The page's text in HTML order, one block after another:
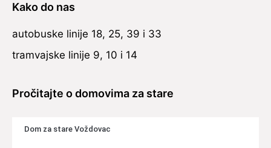
Kako do nas
autobuske linije 18, 25, 39 i 33
tramvajske linije 9, 10 i 14
Pročitajte o domovima za stare
Dom za stare Voždovac